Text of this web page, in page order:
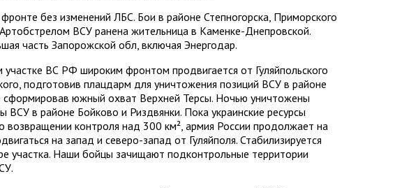
без изменений ЛБС. Бои в районе Степногорска, Приморского
ВСУ ранена жительница в Каменке-Днепровской.
часть Запорожской обл, включая Энергодар.
участке ВС РФ широким фронтом продвигается от Гуляйпольского
подготовив плацдарм для уничтожения позиций ВСУ в районе
сформировав южный охват Верхней Терсы. Ночью уничтожены
ВСУ в районе Бойково и Риздвянки. Пока украинские ресурсы
возвращении контроля над 300 км², армия России продолжает на
на запад и северо-запад от Гуляйполя. Стабилизируется
участка. Наши бойцы зачищают подконтрольные территории